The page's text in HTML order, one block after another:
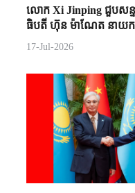
លោក Xi Jinping ជួបសន្
ធិបតី ហ៊ុន ម៉ាណែត នាយករដ្
17-Jul-2026